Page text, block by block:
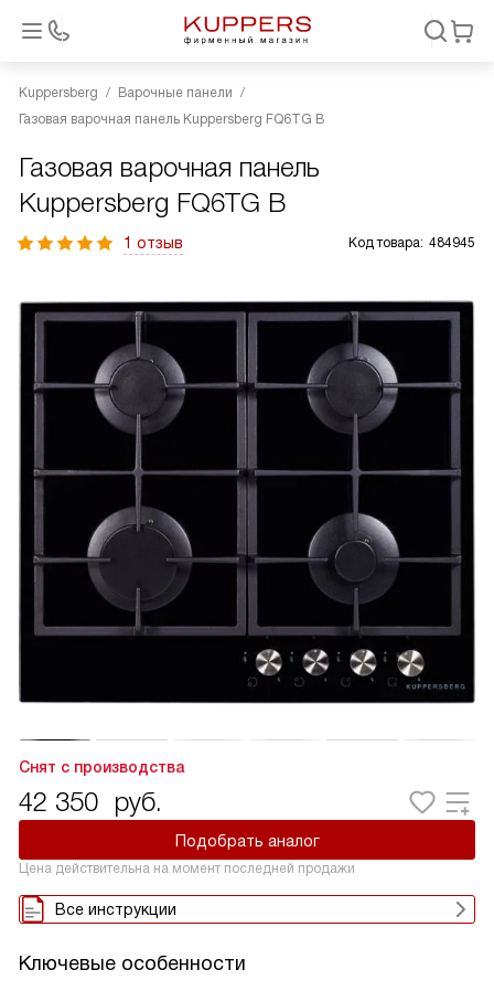
Kuppersberg
Варочные панели
Газовая варочная панель Kuppersberg FQ6TG B
Газовая варочная панель
Kuppersberg FQ6TG B
1 отзыв Код товара: 484945
Снят с производства
42 350 руб.
Подобрать аналог
Цена действительна на момент последней продажи
Все инструкции
Ключевые особенности